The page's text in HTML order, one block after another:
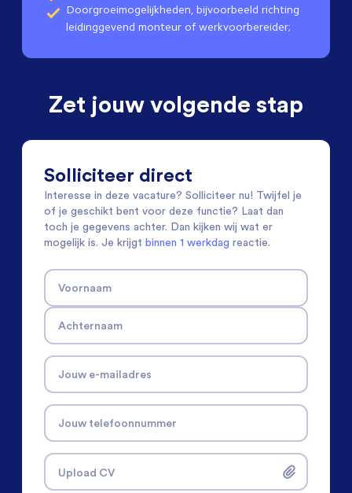
Doorgroeimogelijkheden, bijvoorbeeld richting
leidinggevend monteur of werkvoorbereider;
Zet jouw volgende stap
Solliciteer direct
Interesse in deze vacature? Solliciteer nu! Twijfel je
of je geschikt bent voor deze functie? Laat dan
toch je gegevens achter. Dan kijken wij wat er
mogelijk is. Je krijgt binnen 1 werkdag reactie.
Voornaam
Achternaam
Jouw e-mailadres
Jouw telefoonnummer
Upload CV